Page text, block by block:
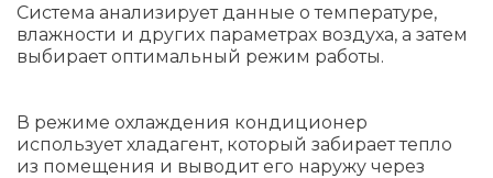
Система анализирует данные о температуре,
влажности и других параметрах воздуха, а затем
выбирает оптимальный режим работы.
В режиме охлаждения кондиционер
использует хладагент, который забирает тепло
из помещения и выводит его наружу через